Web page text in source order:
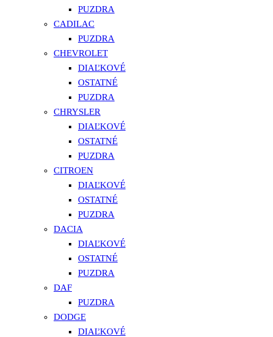
PUZDRA
CADILAC
PUZDRA
CHEVROLET
DIAĽKOVÉ
OSTATNÉ
PUZDRA
CHRYSLER
DIAĽKOVÉ
OSTATNÉ
PUZDRA
CITROEN
DIAĽKOVÉ
OSTATNÉ
PUZDRA
DACIA
DIAĽKOVÉ
OSTATNÉ
PUZDRA
DAF
PUZDRA
DODGE
DIAĽKOVÉ